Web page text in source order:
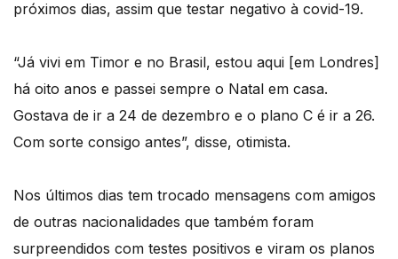
próximos dias, assim que testar negativo à covid-19.
“Já vivi em Timor e no Brasil, estou aqui [em Londres]
há oito anos e passei sempre o Natal em casa.
Gostava de ir a 24 de dezembro e o plano C é ir a 26.
Com sorte consigo antes”, disse, otimista.
Nos últimos dias tem trocado mensagens com amigos
de outras nacionalidades que também foram
surpreendidos com testes positivos e viram os planos